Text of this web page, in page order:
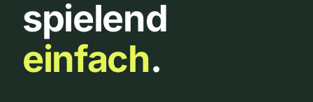
Urbanlist
spielend
einfach.